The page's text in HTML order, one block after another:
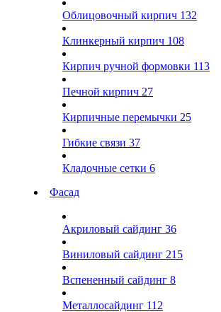
Облицовочный кирпич 132
Клинкерный кирпич 108
Кирпич ручной формовки 113
Печной кирпич 27
Кирпичные перемычки 25
Гибкие связи 37
Кладочные сетки 6
Фасад
Акриловый сайдинг 36
Виниловый сайдинг 215
Вспененный сайдинг 8
Металлосайдинг 112